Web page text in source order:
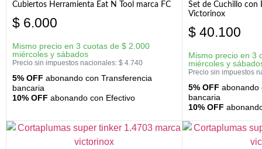
Cubiertos Herramienta Eat N Tool marca FC
$ 6.000
Mismo precio en 3 cuotas de $ 2.000
miércoles y sábados
Precio sin impuestos nacionales: $ 4.740
5% OFF abonando con Transferencia
bancaria
10% OFF abonando con Efectivo
Set de Cuchillo con
Victorinox
$ 40.100
Mismo precio en 3
miércoles y
Precio sin impuestos
5% OFF abonando
bancaria
10% OFF